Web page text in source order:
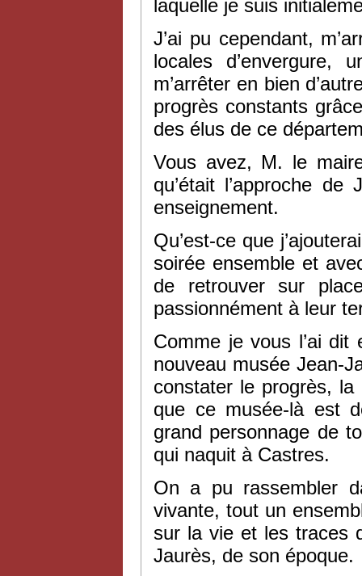
laquelle je suis
J’ai pu cependant,
locales d’envergure,
m’arrêter en bien
progrès constants
des élus de ce
Vous avez, M. le
qu’était l’approche
enseignement.
Qu’est-ce que
soirée ensemble et
de retrouver sur
passionnément à leur
Comme je vous l’ai
nouveau musée Jean-
constater le progrès,
que ce musée-là est
grand personnage de
qui naquit à Castres.
On a pu rassembler
vivante, tout un
sur la vie et les traces
Jaurès, de son époque.